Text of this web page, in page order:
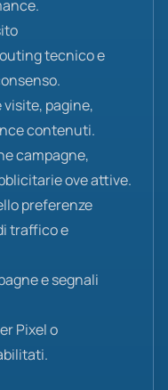
tecnico e
pagine,
contenuti.
campagne,
ove attive.
preferenze
traffico e
e segnali
Pixel o